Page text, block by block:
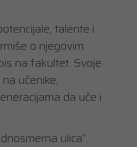
talente i
o njegovim
na fakultet. Svoje
učenike,
da uče i
ulica“.